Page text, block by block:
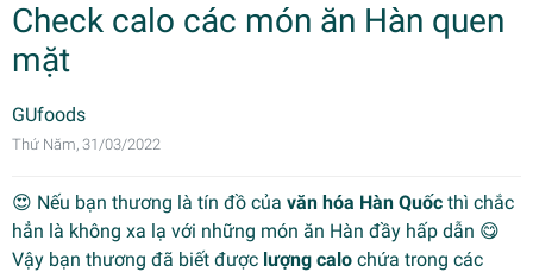
Check calo các món ăn Hàn quen
mặt
GUfoods
Thứ Năm, 31/03/2022
😍 Nếu bạn thương là tín đồ của văn hóa Hàn Quốc thì chắc
hẳn là không xa lạ với những món ăn Hàn đầy hấp dẫn 😋
Vậy bạn thương đã biết được lượng calo chứa trong các